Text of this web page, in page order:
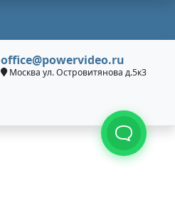
office@powervideo.ru
Москва ул. Островитянова д.5к3